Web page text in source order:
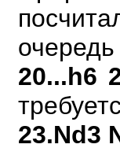
20...h6
23.Nd3